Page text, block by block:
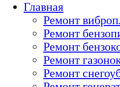
Главная
Ремонт
Ремонт
Ремонт
Ремонт
Ремонт